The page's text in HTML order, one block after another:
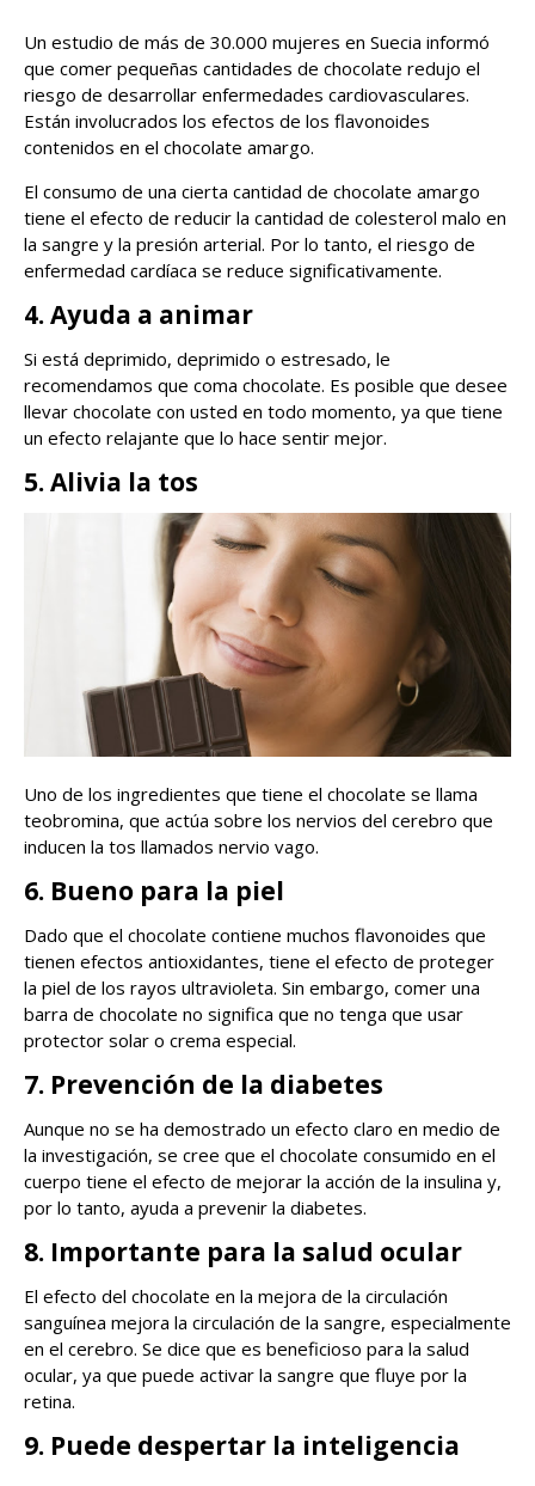
Un estudio de más de 30.000 mujeres en Suecia informó
que comer pequeñas cantidades de chocolate redujo el
riesgo de desarrollar enfermedades cardiovasculares.
Están involucrados los efectos de los flavonoides
contenidos en el chocolate amargo.
El consumo de una cierta cantidad de chocolate amargo
tiene el efecto de reducir la cantidad de colesterol malo en
la sangre y la presión arterial. Por lo tanto, el riesgo de
enfermedad cardíaca se reduce significativamente.
4. Ayuda a animar
Si está deprimido, deprimido o estresado, le
recomendamos que coma chocolate. Es posible que desee
llevar chocolate con usted en todo momento, ya que tiene
un efecto relajante que lo hace sentir mejor.
5. Alivia la tos
Uno de los ingredientes que tiene el chocolate se llama
teobromina, que actúa sobre los nervios del cerebro que
inducen la tos llamados nervio vago.
6. Bueno para la piel
Dado que el chocolate contiene muchos flavonoides que
tienen efectos antioxidantes, tiene el efecto de proteger
la piel de los rayos ultravioleta. Sin embargo, comer una
barra de chocolate no significa que no tenga que usar
protector solar o crema especial.
7. Prevención de la diabetes
Aunque no se ha demostrado un efecto claro en medio de
la investigación, se cree que el chocolate consumido en el
cuerpo tiene el efecto de mejorar la acción de la insulina y,
por lo tanto, ayuda a prevenir la diabetes.
8. Importante para la salud ocular
El efecto del chocolate en la mejora de la circulación
sanguínea mejora la circulación de la sangre, especialmente
en el cerebro. Se dice que es beneficioso para la salud
ocular, ya que puede activar la sangre que fluye por la
retina.
9. Puede despertar la inteligencia